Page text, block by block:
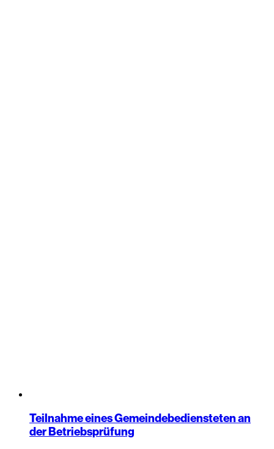
Teilnahme eines Gemeindebediensteten an
der Betriebsprüfung